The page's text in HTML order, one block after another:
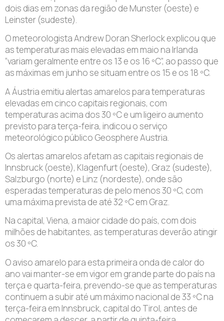
dois dias em zonas da região de Munster (oeste) e
Leinster (sudeste).
O meteorologista Andrew Doran Sherlock explicou que
as temperaturas mais elevadas em maio na Irlanda
“variam geralmente entre os 13 e os 16 ºC”, ao passo que
as máximas em junho se situam entre os 15 e os 18 ºC.
A Áustria emitiu alertas amarelos para temperaturas
elevadas em cinco capitais regionais, com
temperaturas acima dos 30 ºC e um ligeiro aumento
previsto para terça-feira, indicou o serviço
meteorológico público Geosphere Austria.
Os alertas amarelos afetam as capitais regionais de
Innsbruck (oeste), Klagenfurt (oeste), Graz (sudeste),
Salzburgo (norte) e Linz (nordeste), onde são
esperadas temperaturas de pelo menos 30 ºC, com
uma máxima prevista de até 32 ºC em Graz.
Na capital, Viena, a maior cidade do país, com dois
milhões de habitantes, as temperaturas deverão atingir
os 30 ºC.
O aviso amarelo para esta primeira onda de calor do
ano vai manter-se em vigor em grande parte do país na
terça e quarta-feira, prevendo-se que as temperaturas
continuem a subir até um máximo nacional de 33 ºC na
terça-feira em Innsbruck, capital do Tirol, antes de